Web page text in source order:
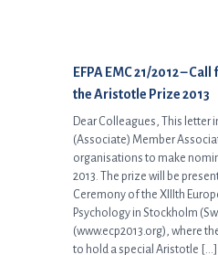
Προηγούμενο άρθρο:
EFPA EMC 21/2012 –
the Aristotle Prize 2013
Dear Colleagues, This letter
(Associate) Member
organisations to make
2013. The prize will be
Ceremony of the XIIIth
Psychology in Stockholm
(www.ecp2013.org), where
to hold a special Aristotle […]